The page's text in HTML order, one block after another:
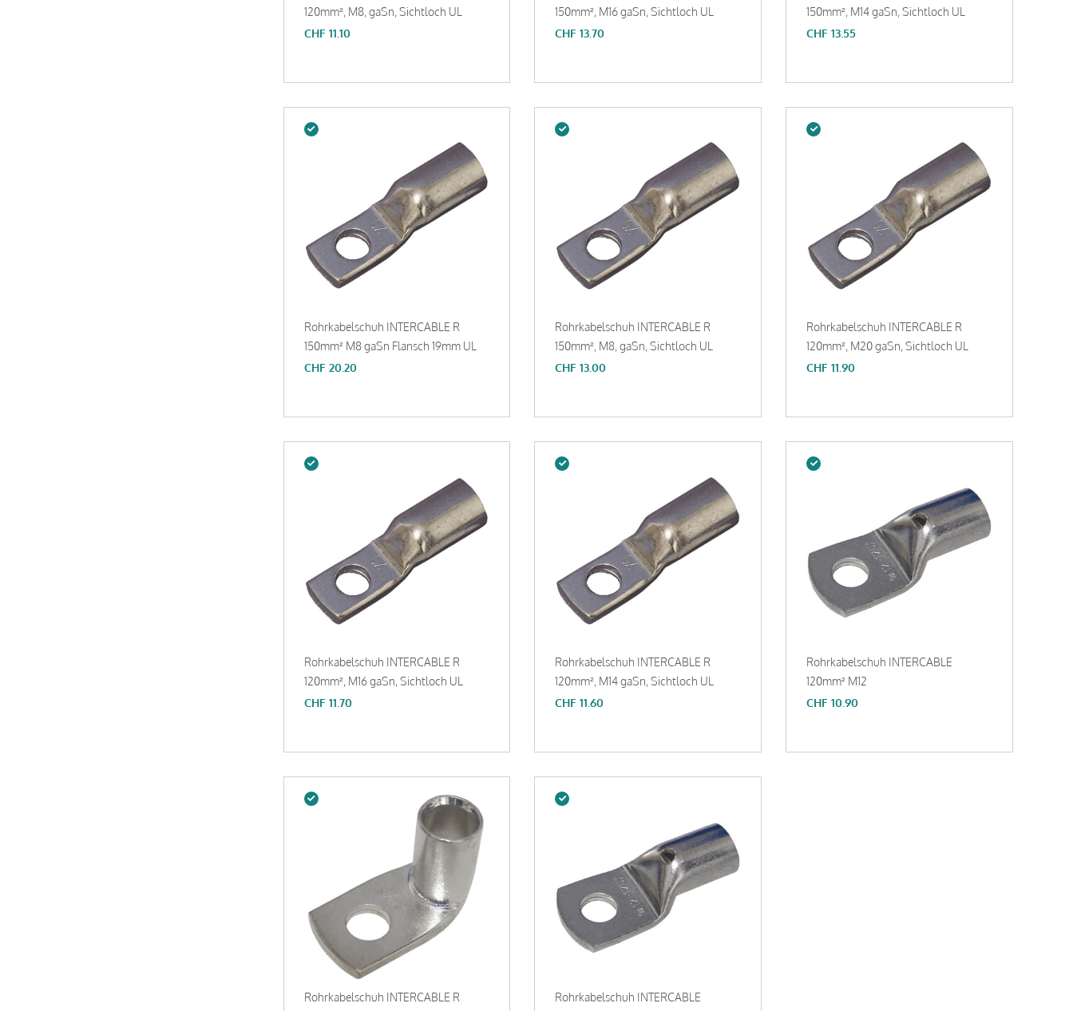
120mm², M8, gaSn, Sichtloch UL
CHF 11.10
150mm², M16 gaSn, Sichtloch UL
CHF13.70
150mm², M14 gaSn, Sichtloch UL
CHF13.55
Rohrkabelschuh INTERCABLE R
150mm² M8 gaSn Flansch 19mm UL
CHF 20.20
Rohrkabelschuh INTERCABLE R
150mm², M8, gaSn, Sichtloch UL
CHF13.00
Rohrkabelschuh INTERCABLE R
120mm², M20 gaSn, Sichtloch UL
CHF11.90
Rohrkabelschuh INTERCABLE R
120mm², M16 gaSn, Sichtloch UL
CHF 11.70
Rohrkabelschuh INTERCABLE R
120mm², M14 gaSn, Sichtloch UL
CHF11.60
Rohrkabelschuh INTERCABLE
120mm² M12
CHF10.90
Rohrkabelschuh INTERCABLE R
Rohrkabelschuh INTERCABLE